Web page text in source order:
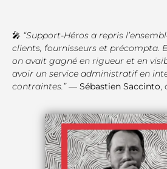
🎤 “Support-Héros a repris
clients, fournisseurs et précompta.
on avait gagné en rigueur et en
avoir un service administratif en
contraintes.”— Sébastien Saccinto,